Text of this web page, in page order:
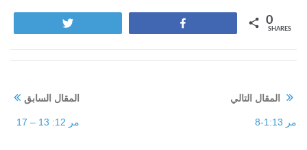
0
SHARES
المقال السابق
مر 12: 13 – 17
المقال التالي
مر 1:13-8